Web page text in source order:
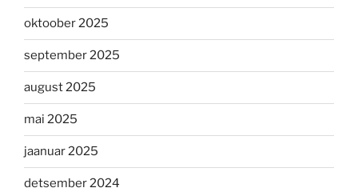
oktoober 2025
september 2025
august 2025
mai 2025
jaanuar 2025
detsember 2024